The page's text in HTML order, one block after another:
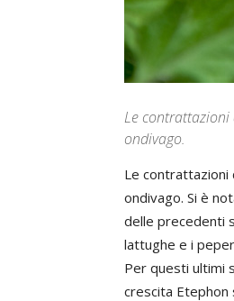
Le
ondivago.
Le
ondivago. Si è
delle precedenti
lattughe e i
Per questi ultimi
crescita